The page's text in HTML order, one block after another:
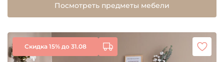
Посмотреть предметы мебели
Скидка 15% до 31.08